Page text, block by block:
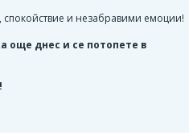
спокойствие и незабравими емоции!
още днес и се потопете в